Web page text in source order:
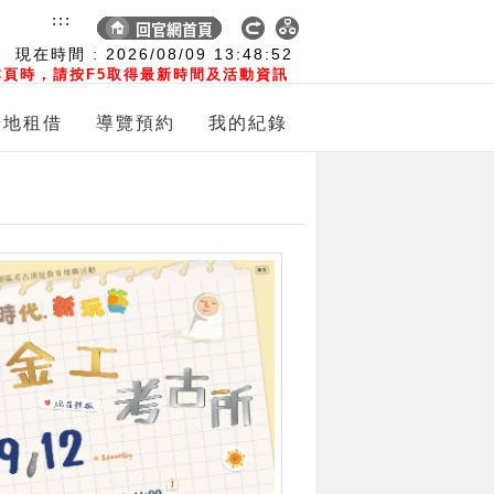
現在時間 : 2026/08/09 13:48:53
時，請按F5取得最新時間及活動資訊
:::
租借 導覽預約 我的紀錄